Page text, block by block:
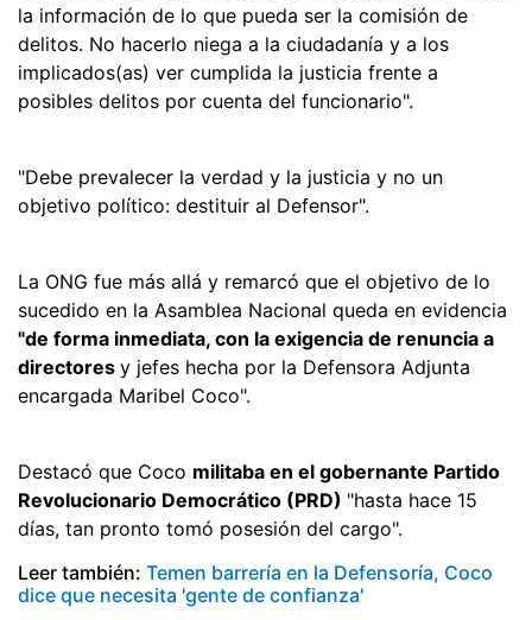
la información de lo que pueda ser la comisión de
delitos. No hacerlo niega a la ciudadanía y a los
implicados(as) ver cumplida la justicia frente a
posibles delitos por cuenta del funcionario".
"Debe prevalecer la verdad y la justicia y no un
objetivo político: destituir al Defensor".
La ONG fue más allá y remarcó que el objetivo de lo
sucedido en la Asamblea Nacional queda en evidencia
"de forma inmediata, con la exigencia de renuncia a
directores y jefes hecha por la Defensora Adjunta
encargada Maribel Coco".
Destacó que Coco militaba en el gobernante Partido
Revolucionario Democrático (PRD) "hasta hace 15
días, tan pronto tomó posesión del cargo".
Leer también: Temen barrería en la Defensoría, Coco
dice que necesita 'gente de confianza'